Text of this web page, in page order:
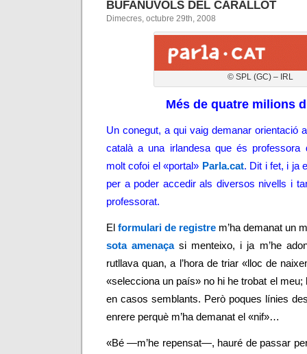
BUFANÚVOLS DEL CARALLOT
Dimecres, octubre 29th, 2008
© SPL (GC) – IRL
Més de quatre milions
Un conegut, a qui vaig demanar orientació
català a una irlandesa que és professora
molt cofoi el «portal» Parla.cat. Dit i fet, i ja
per a poder accedir als diversos nivells i
professorat.
El formulari de registre m’ha demanat un
sota amenaçasi menteixo, i ja m’he
rutllava quan, a l’hora de triar «lloc de
«selecciona un país» no hi he trobat el meu;
en casos semblants. Però poques línies
enrere perquè m’ha demanat el «nif»…
«Bé—m’he repensat—, hauré de passar